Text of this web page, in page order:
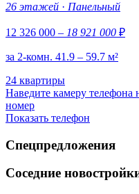
26 этажей · Панельный
12 326 000 – 18 921 000 ₽
за 2-комн. 41.9 – 59.7 м²
24 квартиры
Наведите камеру телефона
номер
Показать телефон
Спецпредложения
Соседние